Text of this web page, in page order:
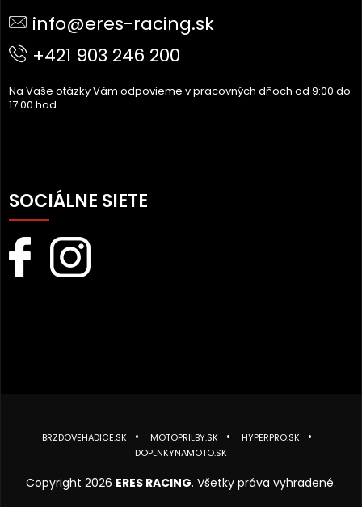
T
info@eres-racing.sk
+421 903 246 200
Na Vaše otázky Vám odpovieme v pracovných dňoch od 9:00 do
17:00 hod.
SOCIÁLNE SIETE
BRZDOVEHADICE.SK MOTOPRILBY.SK
HYPERPRO.SK
DOPLNKYNAMOTO.SK
Copyright 2026 ERES RACING. Všetky práva vyhradené.